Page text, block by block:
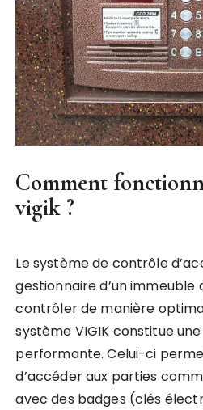
Comment
vigik ?
Le système de contrôle
gestionnaire d’un
contrôler de manière
système VIGIK constitue
performante. Celui-ci
d’accéder aux parties
avec des badges (clés